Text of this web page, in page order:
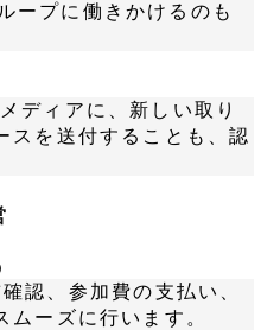
ープに働きかけるのも
ディアに、新しい取り
スを送付することも、認
認、参加費の支払い、
ムーズに行います。